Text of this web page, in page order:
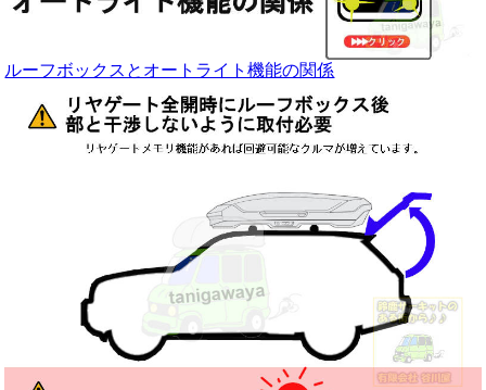
ルーフボックスとオートライト機能の関係